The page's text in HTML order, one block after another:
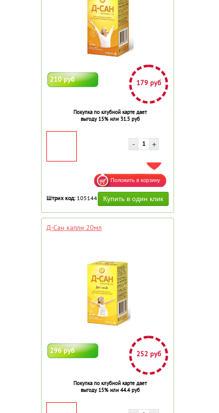
210 руб 179 руб
Покупка по клубной карте дает
выгоду 15% или 31.5 руб
ДОБАВИТЬ В ИЗБРАННОЕ
Штрих код: 105144
Д-Сан капли 20мл
296 руб 252 руб
Покупка по клубной карте дает
выгоду 15% или 44.4 руб